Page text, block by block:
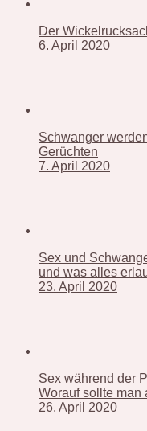
Der
6. April 2020
Schwanger
Gerüchten
7. April 2020
Sex und
und was alles
23. April 2020
Sex während der
Worauf sollte man
26. April 2020